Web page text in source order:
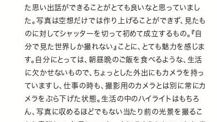
た思い出話ができることがとても良いなと思っていまし
た。写真は空想だけでは作り上げることができず、見たも
のに対してシャッターを切って初めて成立するもの。『自
分で見た世界しか撮れない』ことに、とても魅力を感じま
す。自分にとっては、朝昼晩のご飯を食べるような、生活
に欠かせないもので、ちょっとした外出にもカメラを持っ
ていますし、仕事の時も、撮影用のカメラとは別に常にカ
メラをぶら下げた状態。生活の中のハイライトはもちろ
ん、写真に収めるほどでもない当たり前の光景を撮るこ